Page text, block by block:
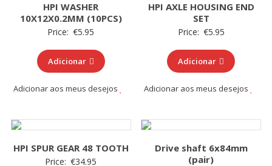
HPI WASHER
10X12X0.2MM (10PCS)
Price: €5.95
Adicionar
Adicionar aos meus desejos
HPI AXLE HOUSING END
SET
Price: €5.95
Adicionar
Adicionar aos meus desejos
HPI SPUR GEAR 48 TOOTH
Price: €34.95
Drive shaft 6x84mm
(pair)